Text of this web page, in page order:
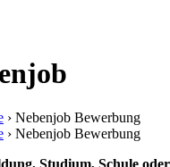
› Nebenjob Bewerbung
› Nebenjob Bewerbung
Studium, Schule